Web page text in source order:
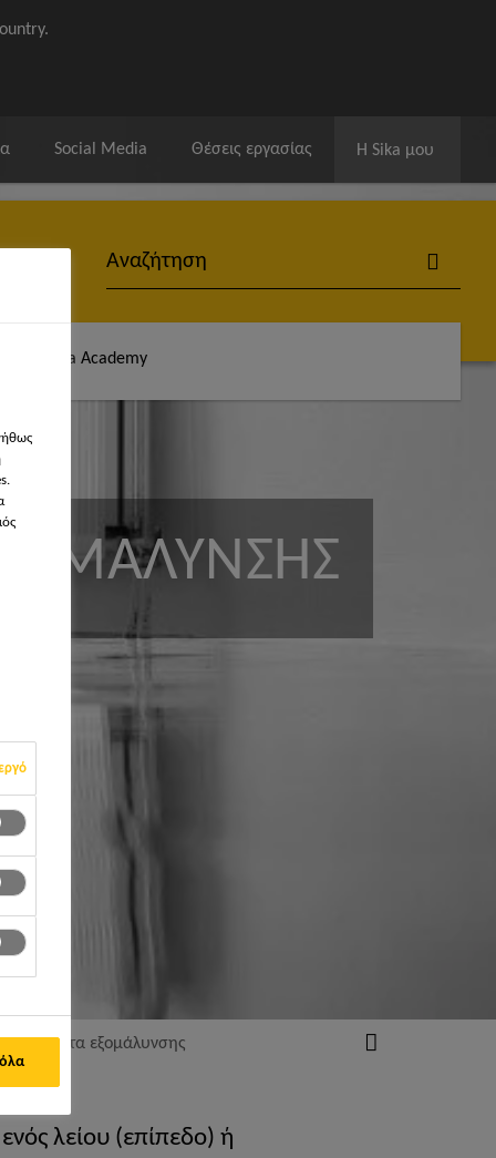
Social Media Θέσεις εργασίας Η Sika μου
Sika Academy
συστήματα εξομάλυνσης
λείου (επίπεδο) ή